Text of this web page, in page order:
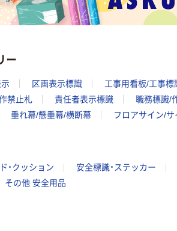
ー
区画表示標識 工事用看板/工事標
禁止札 責任者表示標識 職務標識/
垂れ幕/懸垂幕/横断幕 フロアサイン/サ
・クッション 安全標識・ステッカー
その他 安全用品